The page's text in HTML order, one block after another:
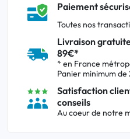
Paiement
Toutes nos
Livraison
89€*
* en France
Panier minimum de
Satisfaction
conseils
Au coeur de notre